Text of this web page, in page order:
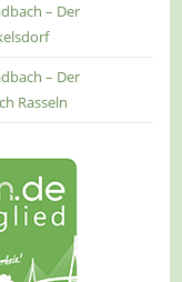
– Der
– Der
Rasseln